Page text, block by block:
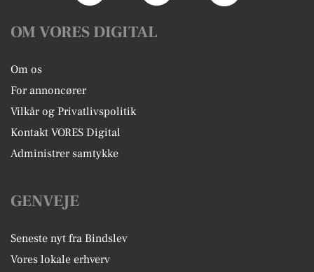
OM VORES DIGITAL
Om os
For annoncører
Vilkår og Privatlivspolitik
Kontakt VORES Digital
Administrer samtykke
GENVEJE
Seneste nyt fra Bindslev
Vores lokale erhverv